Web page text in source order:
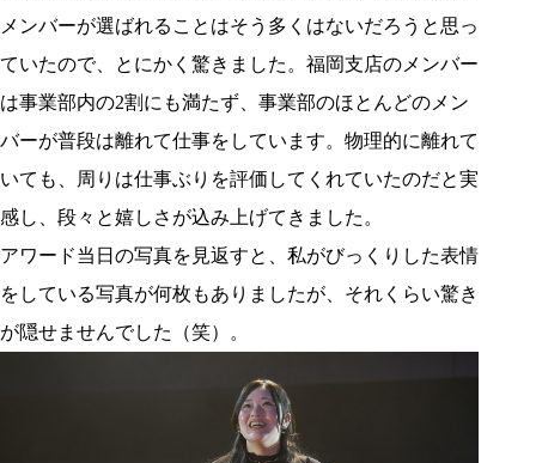
メンバーが選ばれることはそう多くはないだろうと思っ
ていたので、とにかく驚きました。福岡支店のメンバー
は事業部内の2割にも満たず、事業部のほとんどのメン
バーが普段は離れて仕事をしています。物理的に離れて
いても、周りは仕事ぶりを評価してくれていたのだと実
感し、段々と嬉しさが込み上げてきました。
アワード当日の写真を見返すと、私がびっくりした表情
をしている写真が何枚もありましたが、それくらい驚き
が隠せませんでした（笑）。